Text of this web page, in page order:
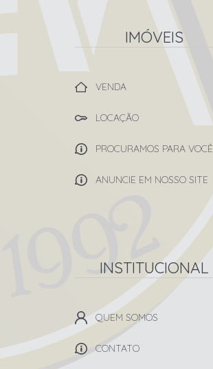
IMÓVEIS
VENDA
LOCAÇÃO
PROCURAMOS PARA VOCÊ
ANUNCIE EM NOSSO SITE
INSTITUCIONAL
QUEM SOMOS
CONTATO